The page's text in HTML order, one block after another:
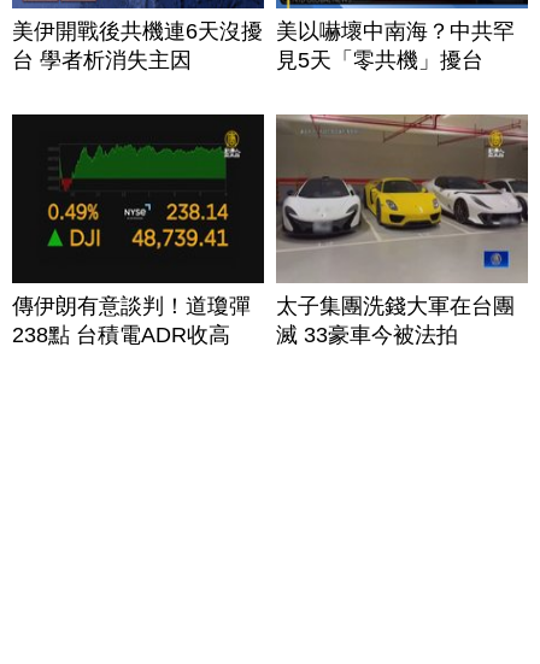
美伊開戰後共機連6天沒擾
台 學者析消失主因
美以嚇壞中南海？中共罕
見5天「零共機」擾台
傳伊朗有意談判！道瓊彈
238點 台積電ADR收高
太子集團洗錢大軍在台團
滅 33豪車今被法拍